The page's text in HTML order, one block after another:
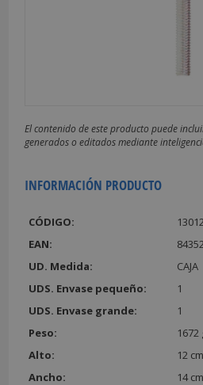
El contenido de este producto puede
generados o editados mediante
INFORMACIÓN PRODUCTO
CÓDIGO:
EAN:
UD. Medida:
CAJA
UDS. Envase pequeño:
1
UDS. Envase grande:
1
Peso:
1672
Alto:
12 cm
Ancho:
14 cm